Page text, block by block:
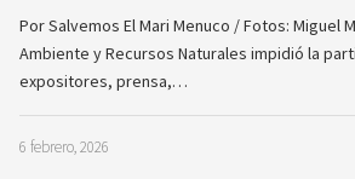
Por Salvemos El Mari Menuco / Fotos: Miguel
Ambiente y Recursos Naturales impidió la
expositores, prensa,…
6 febrero, 2026